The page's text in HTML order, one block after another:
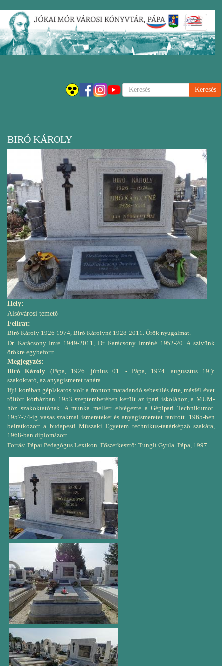
Ugrás
tartalomra
Keresés
BIRÓ KÁROLY
Hely:
Alsóvárosi temető
Felirat:
Biró Károly 1926-1974, Biró Károlyné 1928-2011. Örök nyugalmat.
Dr. Karácsony Imre 1949-2011, Dr. Karácsony Imréné 1952-20. A szívünk
örökre egybeforrt.
Megjegyzés:
Biró Károly (Pápa, 1926. június 01. - Pápa, 1974. augusztus 19.):
szakoktató, az anyagismeret tanára.
Ifjú korában géplakatos volt a fronton maradandó sebesülés érte, másfél évet
töltött kórházban. 1953 szeptemberében került az ipari iskolához, a MÜM-
höz szakoktatónak. A munka mellett elvégezte a Gépipari Technikumot.
1957-74-ig vasas szakmai ismereteket és anyagismeretet tanított. 1965-ben
beiratkozott a budapesti Műszaki Egyetem technikus-tanárképző szakára,
1968-ban diplomázott.
Forrás: Pápai Pedagógus Lexikon. Főszerkesztő: Tungli Gyula. Pápa, 1997.